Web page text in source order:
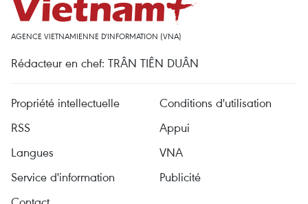
AGENCE VIETNAMIENNE D'INFORMATION (VNA)
Rédacteur en chef: TRÂN TIÊN DUÂN
Propriété intellectuelle
Conditions d'utilisation
RSS
Appui
Langues
VNA
Service d'information
Publicité